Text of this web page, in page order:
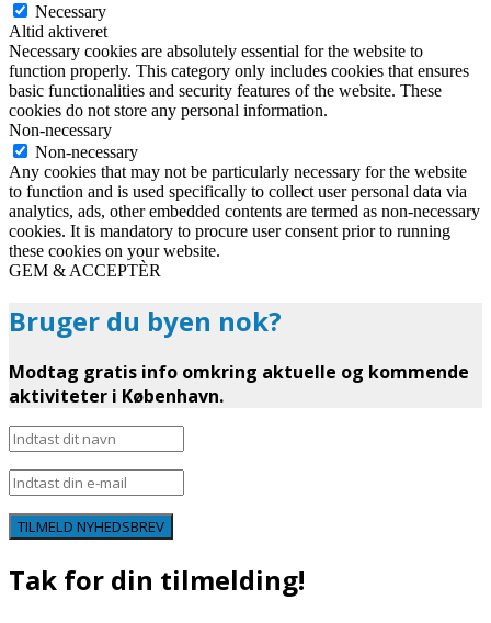
Necessary
Altid aktiveret
Necessary cookies are absolutely essential for the website to
function properly. This category only includes cookies that ensures
basic functionalities and security features of the website. These
cookies do not store any personal information.
Non-necessary
Non-necessary
Any cookies that may not be particularly necessary for the website
to function and is used specifically to collect user personal data via
analytics, ads, other embedded contents are termed as non-necessary
cookies. It is mandatory to procure user consent prior to running
these cookies on your website.
GEM & ACCEPTÈR
Bruger du byen nok?
Modtag gratis info omkring aktuelle og kommende
aktiviteter i København.
TILMELD NYHEDSBREV
Tak for din tilmelding!